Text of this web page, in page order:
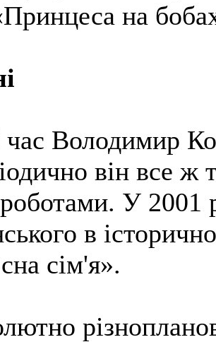
на
Володимир
він все ж
У 2001
в
сім'я».